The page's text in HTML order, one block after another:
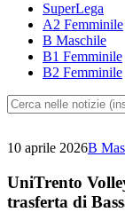
SuperLega
A2 Femminile
B Maschile
B1 Femminile
B2 Femminile
10 aprile 2026B
UniTrento
trasferta di